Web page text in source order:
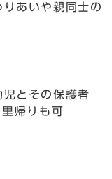
あいや親同士の
とその保護者
帰りも可